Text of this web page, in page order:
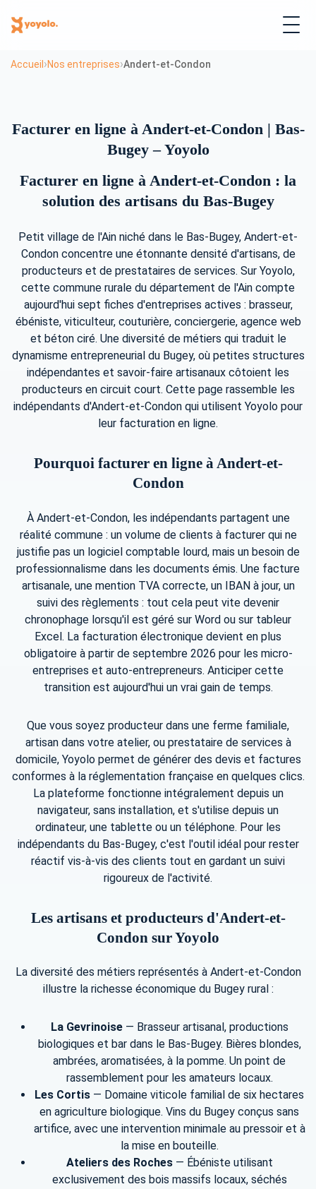
Accueil ›Nos entreprises›Andert-et-Condon
Facturer en ligne à Andert-et-Condon | Bas-
Bugey – Yoyolo
Facturer en ligne à Andert-et-Condon : la
solution des artisans du Bas-Bugey
Petit village de l'Ain niché dans le Bas-Bugey, Andert-et-
Condon concentre une étonnante densité d'artisans, de
producteurs et de prestataires de services. Sur Yoyolo,
cette commune rurale du département de l'Ain compte
aujourd'hui sept fiches d'entreprises actives : brasseur,
ébéniste, viticulteur, couturière, conciergerie, agence web
et béton ciré. Une diversité de métiers qui traduit le
dynamisme entrepreneurial du Bugey, où petites structures
indépendantes et savoir-faire artisanaux côtoient les
producteurs en circuit court. Cette page rassemble les
indépendants d'Andert-et-Condon qui utilisent Yoyolo pour
leur facturation en ligne.
Pourquoi facturer en ligne à Andert-et-
Condon
À Andert-et-Condon, les indépendants partagent une
réalité commune : un volume de clients à facturer qui ne
justifie pas un logiciel comptable lourd, mais un besoin de
professionnalisme dans les documents émis. Une facture
artisanale, une mention TVA correcte, un IBAN à jour, un
suivi des règlements : tout cela peut vite devenir
chronophage lorsqu'il est géré sur Word ou sur tableur
Excel. La facturation électronique devient en plus
obligatoire à partir de septembre 2026 pour les micro-
entreprises et auto-entrepreneurs. Anticiper cette
transition est aujourd'hui un vrai gain de temps.
Que vous soyez producteur dans une ferme familiale,
artisan dans votre atelier, ou prestataire de services à
domicile, Yoyolo permet de générer des devis et factures
conformes à la réglementation française en quelques clics.
La plateforme fonctionne intégralement depuis un
navigateur, sans installation, et s'utilise depuis un
ordinateur, une tablette ou un téléphone. Pour les
indépendants du Bas-Bugey, c'est l'outil idéal pour rester
réactif vis-à-vis des clients tout en gardant un suivi
rigoureux de l'activité.
Les artisans et producteurs d'Andert-et-
Condon sur Yoyolo
La diversité des métiers représentés à Andert-et-Condon
illustre la richesse économique du Bugey rural :
La Gevrinoise— Brasseur artisanal, productions
biologiques et bar dans le Bas-Bugey. Bières blondes,
ambrées, aromatisées, à la pomme. Un point de
rassemblement pour les amateurs locaux.
Les Cortis — Domaine viticole familial de six hectares
en agriculture biologique. Vins du Bugey conçus sans
artifice, avec une intervention minimale au pressoir et à
la mise en bouteille.
Ateliers des Roches— Ébéniste utilisant
exclusivement des bois massifs locaux, séchés